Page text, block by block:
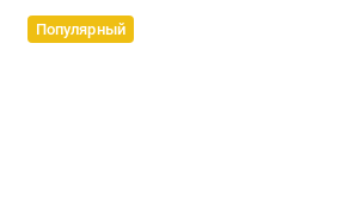
Популярный